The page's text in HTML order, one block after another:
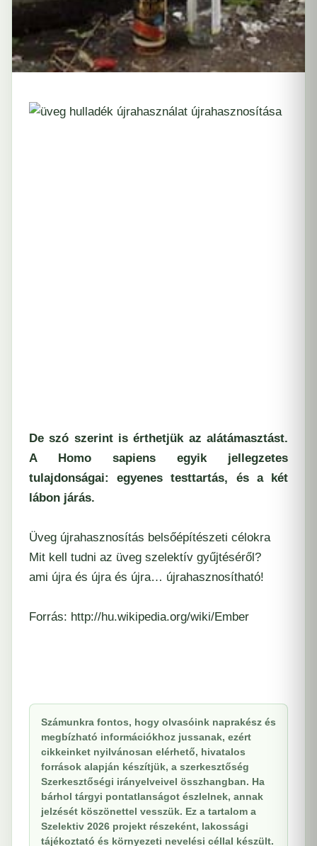
De szó szerint is érthetjük az alátámasztást.
A Homo sapiens egyik jellegzetes
tulajdonságai: egyenes testtartás, és a két
lábon járás.
Üveg újrahasznosítás belsőépítészeti célokra
Mit kell tudni az üveg szelektív gyűjtéséről?
ami újra és újra és újra… újrahasznosítható!
Forrás: http://hu.wikipedia.org/wiki/Ember
Számunkra fontos, hogy olvasóink naprakész és
megbízható információkhoz jussanak, ezért
cikkeinket nyilvánosan elérhető, hivatalos
források alapján készítjük, a szerkesztőség
Szerkesztőségi irányelveivel összhangban. Ha
bárhol tárgyi pontatlanságot észlelnek, annak
jelzését köszönettel vesszük. Ez a tartalom a
Szelektiv 2026 projekt részeként, lakossági
tájékoztató és környezeti nevelési céllal készült.